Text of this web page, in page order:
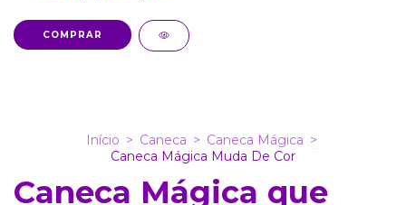
COMPRAR
Início > Caneca > Caneca Mágica >
Caneca Mágica Muda De Cor
Caneca Mágica que